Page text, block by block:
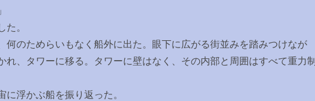
。
のためらいもなく船外に出た。眼下に広がる街並みを踏みつけなが
れ、タワーに移る。タワーに壁はなく、その内部と周囲はすべて重力制
浮かぶ船を振り返った。